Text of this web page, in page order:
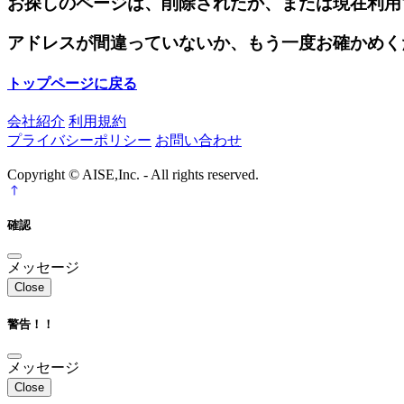
アドレスが間違っていないか、もう一度お確かめ
トップページに戻る
会社紹介 利用規約
プライバシーポリシー お問い合わせ
Copyright © AISE,Inc. - All rights reserved.
確認
メッセージ
Close
警告！！
メッセージ
Close